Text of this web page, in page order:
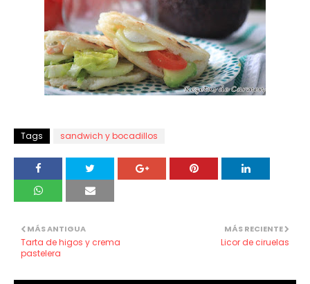
Tags sandwich y bocadillos
MÁS RECIENTE
Licor de ciruelas
MÁS ANTIGUA
Tarta de higos y crema
pastelera